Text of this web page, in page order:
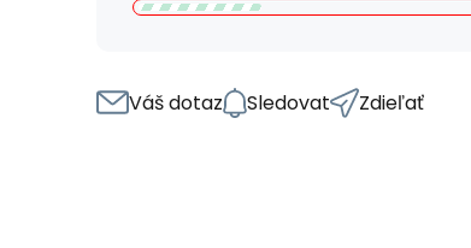
Váš dotaz Sledovat Zdieľať